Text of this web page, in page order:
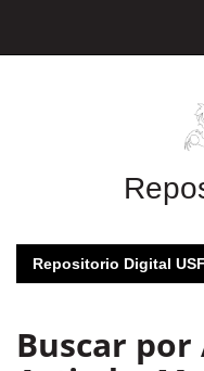
Repositorio Digital
Buscar